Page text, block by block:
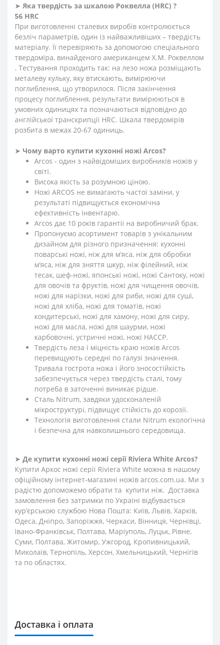
➤ Яка твердість за шкалою Роквелла (HRC) ?
56 HRC
При виготовленні сталевих виробів контролюється
безліч параметрів, один із найважливіших – твердість
матеріалу. Її перевіряють за допомогою спеціального
твердоміра, винайденого американцем Х.М. Роквеллом
. Тестування проходить так: на лезо ножа розміщають
металеву кульку, яку втискають, вимірюючи
поглиблення, що утворилося. Після закінчення
процесу поглиблення, результати вимірюються в
умовних одиницях та позначаються відповідно до
англійської транскрипції HRC. Шкала твердомірів
розбита в межах 20-67 одиниць.
➤ Чому варто купити кухонні ножі Arcos?
Arcos - один з найвідоміших виробників ножів у
світі.
Висока якість за розумною ціною.
Ножі ARCOS не вимагають частої заміни, у
результаті підвищується економічна
ефективність інвентарю.
Arcos дає 10 років гарантії на виробничий брак.
Пропонуємо асортимент товарів з унікальним
дизайном для різного призначення: кухонні
поварські ножі, ніж для м’яса, ніж для обробки
м’яса, ніж для зняття шкур, ніж філейний, ніж
тесак, шеф-ножі, японські ножі, ножі Сантоку, ножі
для овочів та фруктів, ножі для чищення овочів,
ножі для нарізки, ножі для риби, ножі для суші,
ножі для хліба, ножі для томатів, ножі
кондитерські, ножі для хамону, ножі для сиру,
ножі для масла, ножі для шаурми, ножі
карбовочні, устричні ножі, ножі HACCP.
Твердість леза і міцність краю ножів Arcos
перевищують середні по галузі значення.
Тривала гострота ножа і його зносостійкість
забезпечується через твердість сталі, тому
потреба в заточенні виникає рідше.
Сталь Nitrum, завдяки удосконаленій
мікроструктурі, підвищує стійкість до корозії.
Технологія виготовлення стали Nitrum екологічна
і безпечна для навколишнього середовища.
➤ Де купити кухонні ножі серії Riviera White Arcos?
Купити Аркос ножі серії Riviera White можна в нашому
офіційному інтернет-магазині ножів arcos.com.ua. Ми з
радістю допоможемо обрати та купити ніж. Доставка
замовлення без затримки по Україні відбувається
кур’єрською службою Нова Пошта: Київ, Львів, Харків,
Одеса, Дніпро, Запоріжжя, Черкаси, Вінниця, Чернівці,
Івано-Франківськ, Полтава, Маріуполь, Луцьк, Рівне,
Суми, Полтава, Житомир, Ужгород, Кропивницький,
Миколаїв, Тернопіль, Херсон, Хмельницький, Чернігів
та по областях.
Доставка і оплата